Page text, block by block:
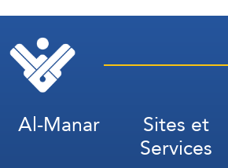
Al-Manar Sites et
Services